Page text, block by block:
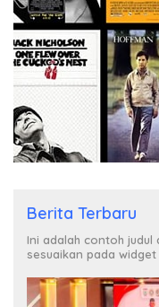
Berita Terbaru
Ini adalah contoh judul
sesuaikan pada widget